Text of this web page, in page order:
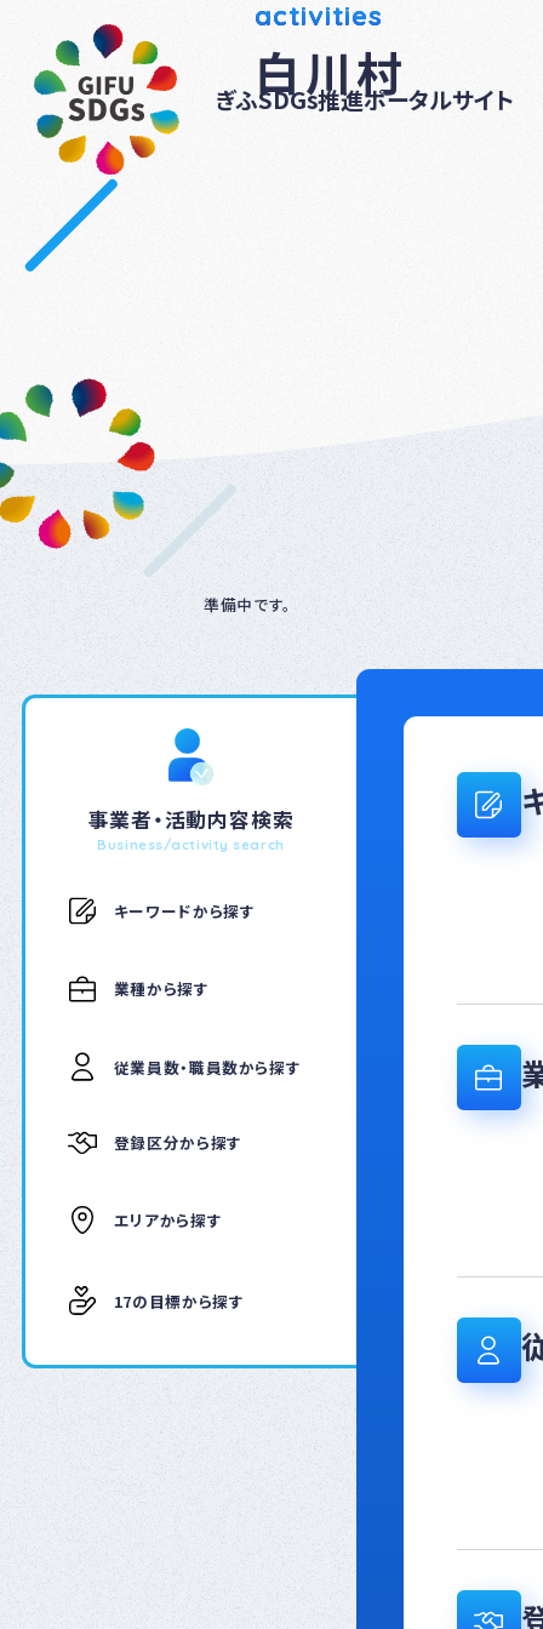
ぎふSDGs推進ポータルサイト
activities
白川村
準備中です。
事業者・活動内容検索
Business/activity search
キーワードから探す
業種から探す
従業員数・職員数から探す
登録区分から探す
エリアから探す
17の目標から探す